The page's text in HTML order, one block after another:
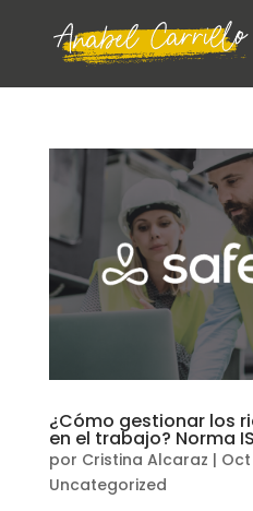
¿Cómo gestionar los
en el trabajo? Norma
por Cristina Alcaraz | Oct
Uncategorized